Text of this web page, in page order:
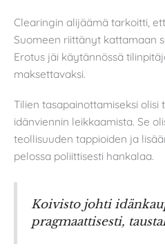
Clearingin alijäämä tarkoitti,
Suomeen riittänyt kattamaan
Erotus jäi käytännössä
maksettavaksi.
Tilien tasapainottamiseksi olisi
idänviennin leikkaamista. Se
teollisuuden tappioiden ja
pelossa poliittisesti hankalaa.
Koivisto johti
pragmaattisesti,